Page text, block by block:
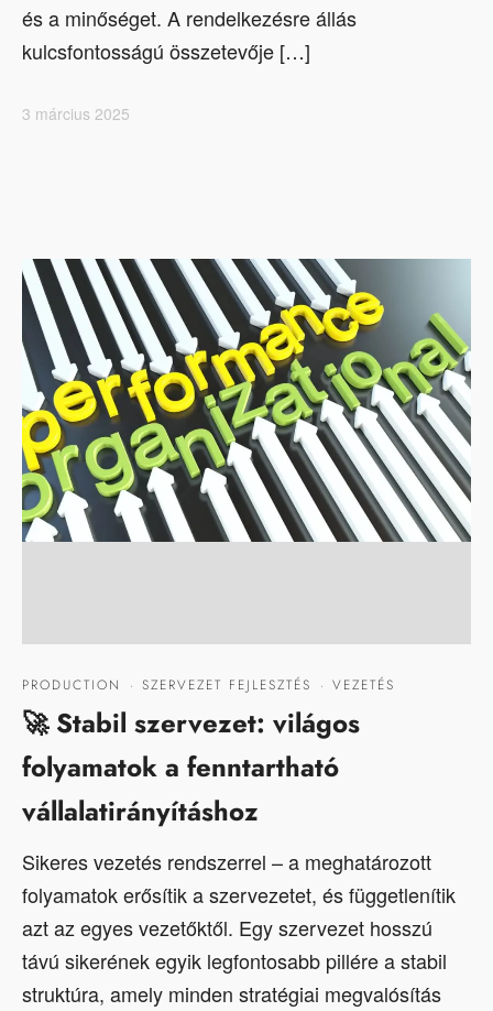
és a minőséget. A rendelkezésre állás
kulcsfontosságú összetevője […]
3 március 2025
PRODUCTION · SZERVEZET FEJLESZTÉS · VEZETÉS
🚀 Stabil szervezet: világos
folyamatok a fenntartható
vállalatirányításhoz
Sikeres vezetés rendszerrel – a meghatározott
folyamatok erősítik a szervezetet, és függetlenítik
azt az egyes vezetőktől. Egy szervezet hosszú
távú sikerének egyik legfontosabb pillére a stabil
struktúra, amely minden stratégiai megvalósítás